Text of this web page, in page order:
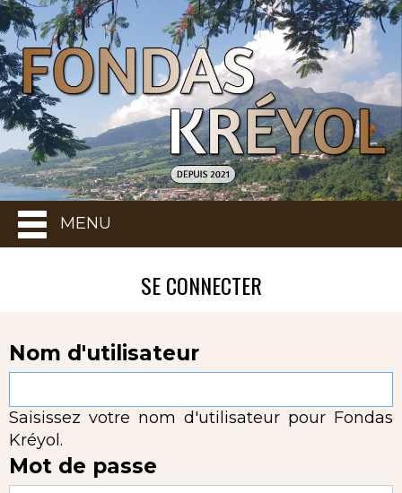
MENU
SE CONNECTER
Nom d'utilisateur
Saisissez votre nom d'utilisateur pour Fondas
Kréyol.
Mot de passe